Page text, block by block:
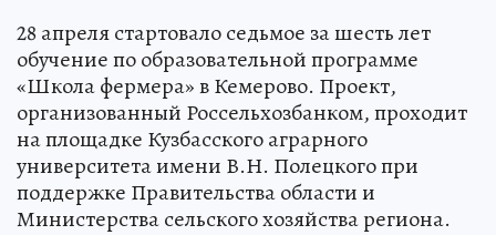
28 апреля стартовало седьмое за шесть лет
обучение по образовательной программе
«Школа фермера» в Кемерово. Проект,
организованный Россельхозбанком, проходит
на площадке Кузбасского аграрного
университета имени В.Н. Полецкого при
поддержке Правительства области и
Министерства сельского хозяйства региона.